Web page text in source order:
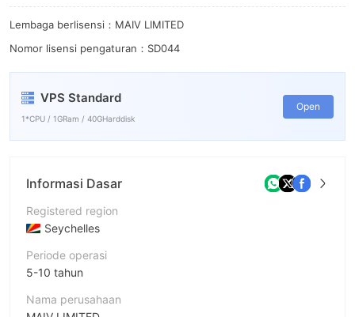
Lembaga berlisensi：MAIV LIMITED
Nomor lisensi pengaturan：SD044
VPS Standard
1*CPU / 1GRam / 40GHarddisk
Open
Informasi Dasar
Registered region
Seychelles
Periode operasi
5-10 tahun
Nama perusahaan